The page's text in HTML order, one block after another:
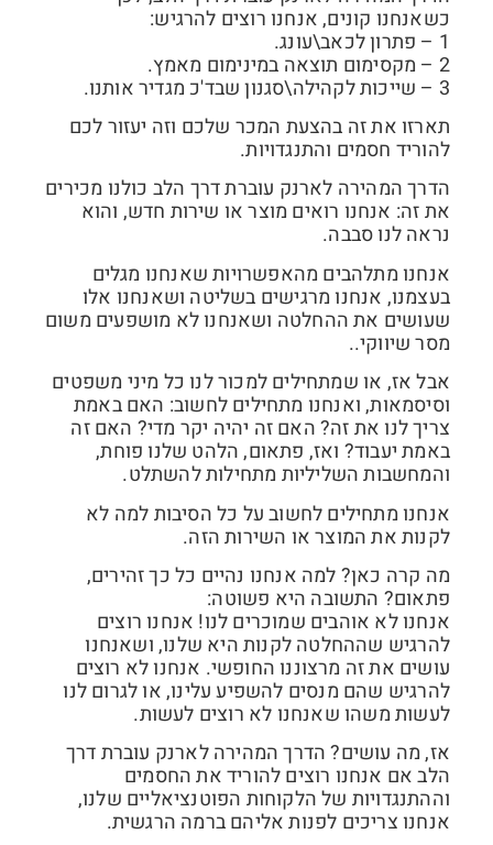
כשאנחנו קונים, אנחנו רוצים להרגיש:
1 – פתרון לכאב\עונג.
2 – מקסימום תוצאה במינימום מאמץ.
3 – שייכות לקהילה\סגנון שבד'כ מגדיר אותנו.
תארזו את זה בהצעת המכר שלכם וזה יעזור לכם
להוריד חסמים והתנגדויות.
הדרך המהירה לארנק עוברת דרך הלב כולנו מכירים
את זה: אנחנו רואים מוצר או שירות חדש, והוא
נראה לנו סבבה.
אנחנו מתלהבים מהאפשרויות שאנחנו מגלים
בעצמנו, אנחנו מרגישים בשליטה ושאנחנו אלו
שעושים את ההחלטה ושאנחנו לא מושפעים משום
מסר שיווקי..
אבל אז, או שמתחילים למכור לנו כל מיני משפטים
וסיסמאות, ואנחנו מתחילים לחשוב: האם באמת
צריך לנו את זה? האם זה יהיה יקר מדי? האם זה
באמת יעבוד? ואז, פתאום, הלהט שלנו פוחת,
והמחשבות השליליות מתחילות להשתלט.
אנחנו מתחילים לחשוב על כל הסיבות למה לא
לקנות את המוצר או השירות הזה.
מה קרה כאן? למה אנחנו נהיים כל כך זהירים,
פתאום? התשובה היא פשוטה:
אנחנו לא אוהבים שמוכרים לנו! אנחנו רוצים
להרגיש שההחלטה לקנות היא שלנו, ושאנחנו
עושים את זה מרצוננו החופשי. אנחנו לא רוצים
להרגיש שהם מנסים להשפיע עלינו, או לגרום לנו
לעשות משהו שאנחנו לא רוצים לעשות.
אז, מה עושים? הדרך המהירה לארנק עוברת דרך
הלב אם אנחנו רוצים להוריד את החסמים
וההתנגדויות של הלקוחות הפוטנציאליים שלנו,
אנחנו צריכים לפנות אליהם ברמה הרגשית.